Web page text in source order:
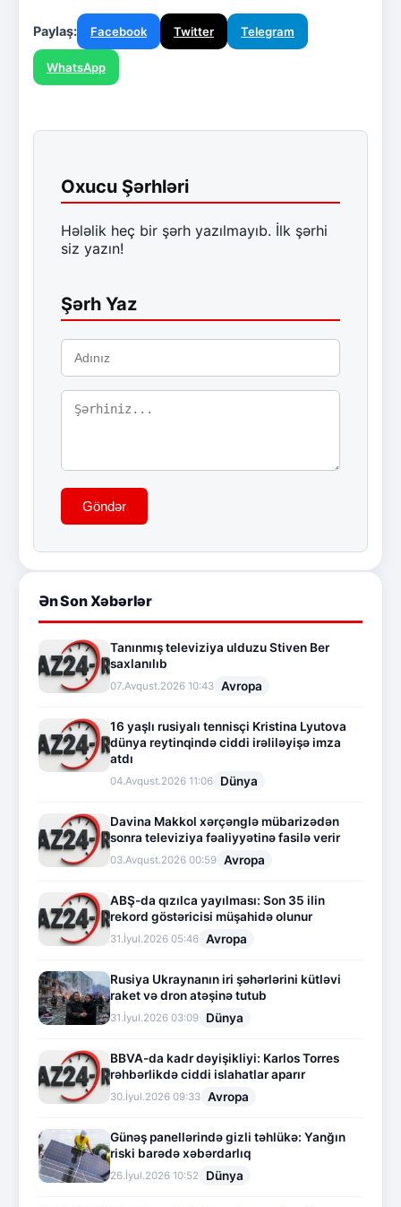
Paylaş: Facebook Twitter Telegram
WhatsApp
Oxucu Şərhləri
Hələlik heç bir şərh yazılmayıb. İlk şərhi
siz yazın!
Şərh Yaz
Göndər
Ən Son Xəbərlər
Tanınmış televiziya ulduzu Stiven Ber
saxlanılıb
07.Avqust.2026 10:43 Avropa
16 yaşlı rusiyalı tennisçi Kristina Lyutova
dünya reytinqində ciddi irəliləyişə imza
atdı
04.Avqust.2026 11:06 Dünya
Davina Makkol xərçənglə mübarizədən
sonra televiziya fəaliyyətinə fasilə verir
03.Avqust.2026 00:59 Avropa
ABŞ-da qızılca yayılması: Son 35 ilin
rekord göstəricisi müşahidə olunur
31.İyul.2026 05:46 Avropa
Rusiya Ukraynanın iri şəhərlərini kütləvi
raket və dron atəşinə tutub
31.İyul.2026 03:09 Dünya
BBVA-da kadr dəyişikliyi: Karlos Torres
rəhbərlikdə ciddi islahatlar aparır
30.İyul.2026 09:33 Avropa
Günəş panellərində gizli təhlükə: Yanğın
riski barədə xəbərdarlıq
26.İyul.2026 10:52 Dünya